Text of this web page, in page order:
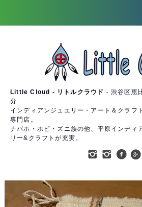
Little Cloud - リトルクラウド - 渋谷区恵
分
インディアンジュエリー・アート＆クラフ
専門店。
ナバホ・ホピ・ズニ族の他、平原インディ
リー&クラフトが充実。